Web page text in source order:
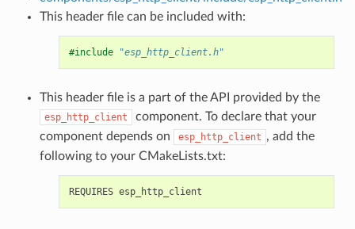
This header file can be included with:
#include "esp_http_client.h"
This header file is a part of the API provided by the
esp_http_client
component. To declare that your
component depends on
esp_http_client , add the
following to your CMakeLists.txt: